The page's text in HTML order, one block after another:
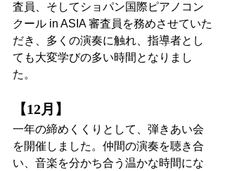
査員、そしてショパン国際ピアノコン
クール in ASIA 審査員を務めさせていた
だき、多くの演奏に触れ、指導者とし
ても大変学びの多い時間となりまし
た。
【12月】
一年の締めくくりとして、弾きあい会
を開催しました。仲間の演奏を聴き合
い、音楽を分かち合う温かな時間にな